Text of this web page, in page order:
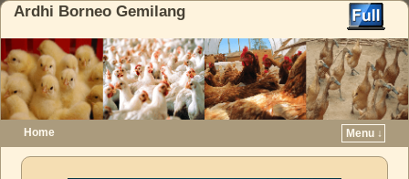
Ardhi Borneo Gemilang
Home
Menu ↓
Skip to primary content
Skip to secondary content